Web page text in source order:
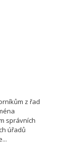
z řad
správních
úřadů